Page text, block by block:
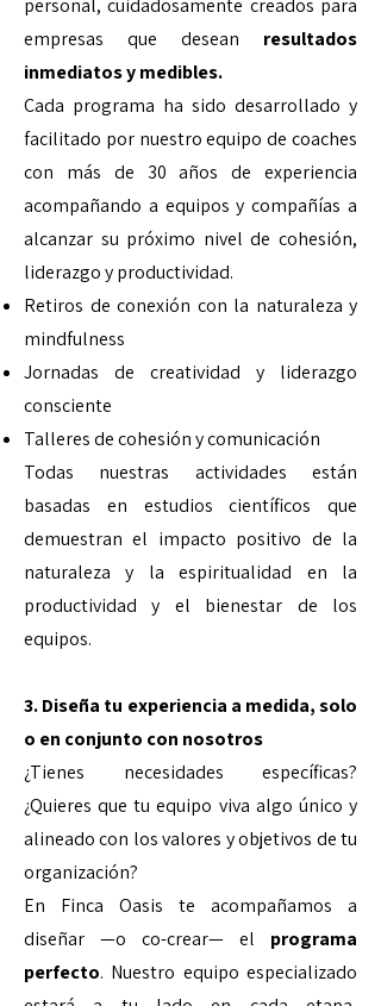
personal, cuidadosamente creados para
empresas que desean resultados
inmediatos y medibles.
Cada programa ha sido desarrollado y
facilitado por nuestro equipo de coaches
con más de 30 años de experiencia
acompañando a equipos y compañías a
alcanzar su próximo nivel de cohesión,
liderazgo y productividad.
Retiros de conexión con la naturaleza y
mindfulness
Jornadas de creatividad y liderazgo
consciente
Talleres de cohesión y comunicación
Todas nuestras actividades están
basadas en estudios científicos que
demuestran el impacto positivo de la
naturaleza y la espiritualidad en la
productividad y el bienestar de los
equipos.
3. Diseña tu experiencia a medida, solo
o en conjunto con nosotros
¿Tienes necesidades específicas?
¿Quieres que tu equipo viva algo único y
alineado con los valores y objetivos de tu
organización?
En Finca Oasis te acompañamos a
diseñar —o co-crear— el programa
perfecto. Nuestro equipo especializado